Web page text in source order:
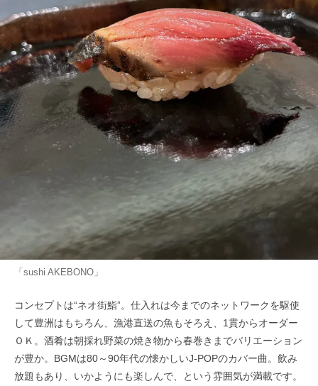
「sushi AKEBONO」
コンセプトは“ネオ街鮨”。仕入れは今までのネットワークを駆使
して豊洲はもちろん、漁港直送の魚もそろえ、1貫からオーダー
ＯＫ。酒肴は朝採れ野菜の焼き物から春巻きまでバリエーション
が豊か。BGMは80～90年代の懐かしいJ-POPのカバー曲。飲み
放題もあり、いかようにも楽しんで、という雰囲気が満載です。